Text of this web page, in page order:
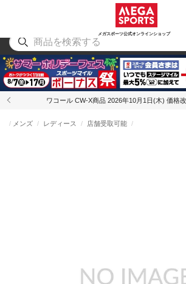
メガスポーツ公式オンラインショップ
アウトドア
ワコール CW-X商品 2026年10月1日(木) 価格
メンズ レディース 店舗受取可能